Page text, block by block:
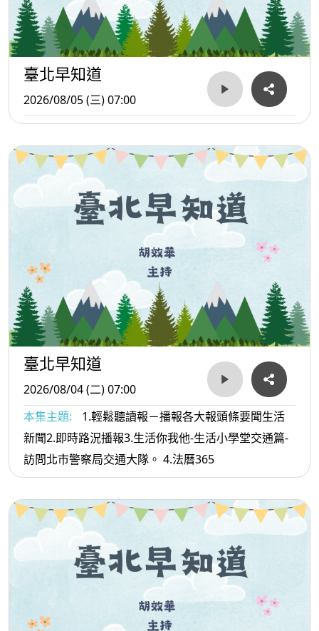
臺北早知道
2026/08/05 (三) 07:00
臺北早知道
2026/08/04 (二) 07:00
本集主題:
1.輕鬆聽讀報－播報各大報頭條要聞生活
新聞2.即時路況播報3.生活你我他-生活小學堂交通篇-
訪問北市警察局交通大隊。 4.法曆365